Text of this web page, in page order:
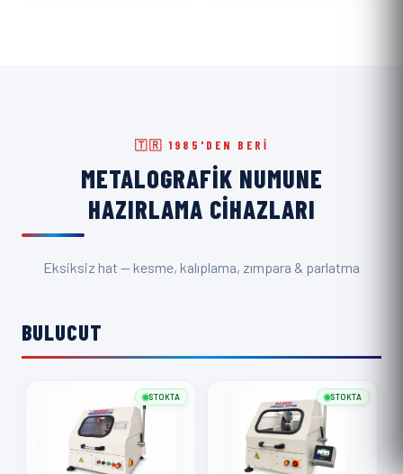
🇹🇷 1985'DEN BERI
METALOGRAFIK NUMUNE
HAZIRLAMA CIHAZLARI
Eksiksiz hat — kesme, kalıplama, zımpara & parlatma
BULUCUT
STOKTA STOKTA